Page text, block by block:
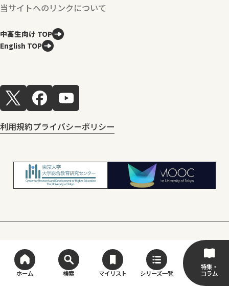
ホーム 検索 マイリスト シリーズ一覧
特集・
コラム
当サイトへのリンクについて
中高生向け TOP
English TOP
利用規約プライバシーポリシー
of Higher Education, The University of Tokyo